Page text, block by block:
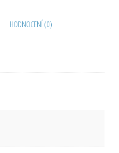
HODNOCENÍ (0)